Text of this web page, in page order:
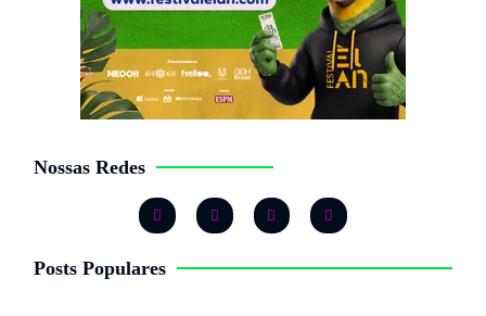
Nossas Redes
Posts Populares